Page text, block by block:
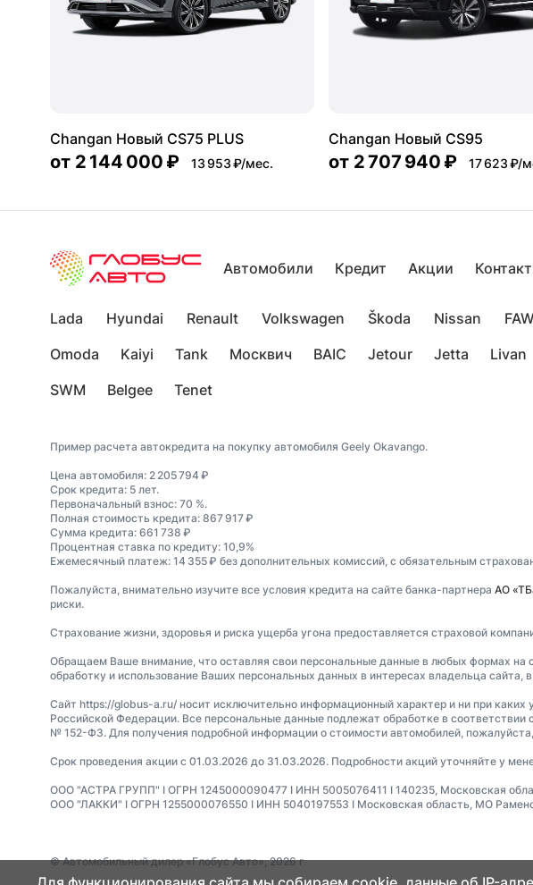
Changan Новый CS75 PLUS
от 2 144 000 ₽ 13 953 ₽/мес.
Changan Новый CS95
от 2 707 940 ₽ 17 623 ₽/
Автомобили Кредит Акции
Lada Hyundai Renault Volkswagen Škoda Nissan
Omoda
Kaiyi Tank Москвич BAIC Jetour Jetta Livan
SWM
Belgee Tenet
Пример расчета автокредита на покупку автомобиля Geely Okavango.
Цена автомобиля: 2 205 794 ₽
Срок кредита: 5 лет.
Первоначальный взнос: 70 %.
Полная стоимость кредита: 867 917 ₽
Сумма кредита: 661 738 ₽
Процентная ставка по кредиту: 10,9%
Ежемесячный платеж: 14 355 ₽ без дополнительных комиссий, с обязательным
Пожалуйста, внимательно изучите все условия кредита на сайте банка-партнера АО
риски.
Страхование жизни, здоровья и риска ущерба угона предоставляется страховой
Обращаем Ваше внимание, что оставляя свои персональные данные в любых формах на
обработку и использование Ваших персональных данных в интересах владельца
Сайт https://globus-a.ru/ носит исключительно информационный характер и ни при
Российской Федерации. Все персональные данные подлежат обработке в соответствии с
№ 152-ФЗ. Для получения подробной информации о стоимости автомобилей,
Срок проведения акции с 01.03.2026 до 31.03.2026. Подробности акций уточняйте у
ООО "АСТРА ГРУПП" I ОГРН 1245000090477 I ИНН 5005076411 I 140235, Московская
ООО "ЛАККИ" I ОГРН 1255000076550 I ИНН 5040197553 I Московская область, МО
© Автомобильный дилер «Глобус Авто», 2026 г.